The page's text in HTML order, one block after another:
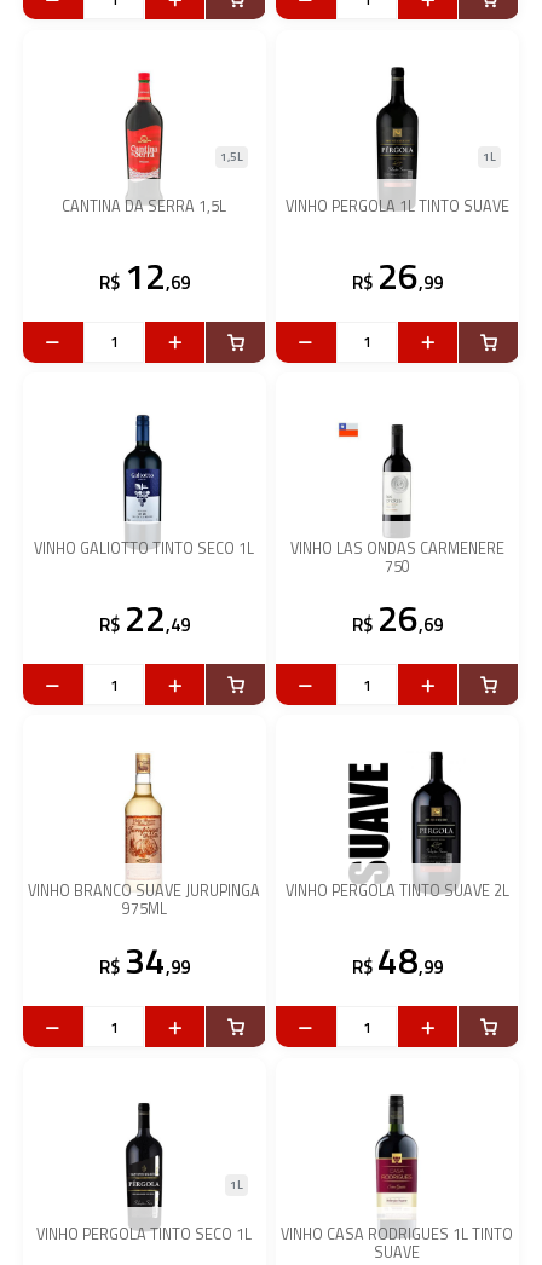
CANTINA DA SERRA 1,5L
1,5L
R$ 12,69
VINHO PERGOLA 1L TINTO SUAVE
1L
R$ 26,99
VINHO GALIOTTO TINTO SECO 1L
R$ 22,49
VINHO LAS ONDAS CARMENERE
750
R$ 26,69
VINHO BRANCO SUAVE JURUPINGA
975ML
R$ 34,99
VINHO PERGOLA TINTO SUAVE 2L
R$ 48,99
VINHO PERGOLA TINTO SECO 1L
1L
VINHO CASA RODRIGUES 1L TINTO
SUAVE